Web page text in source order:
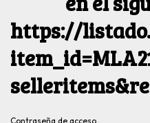
https://
Contraseña de acceso